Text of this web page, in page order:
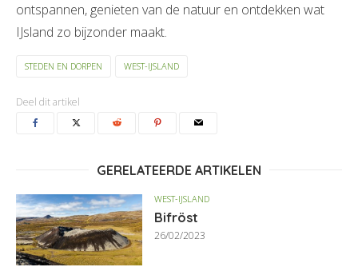
ontspannen, genieten van de natuur en ontdekken wat
IJsland zo bijzonder maakt.
STEDEN EN DORPEN WEST-IJSLAND
Deel dit artikel
GERELATEERDE ARTIKELEN
WEST-IJSLAND
Bifröst
26/02/2023